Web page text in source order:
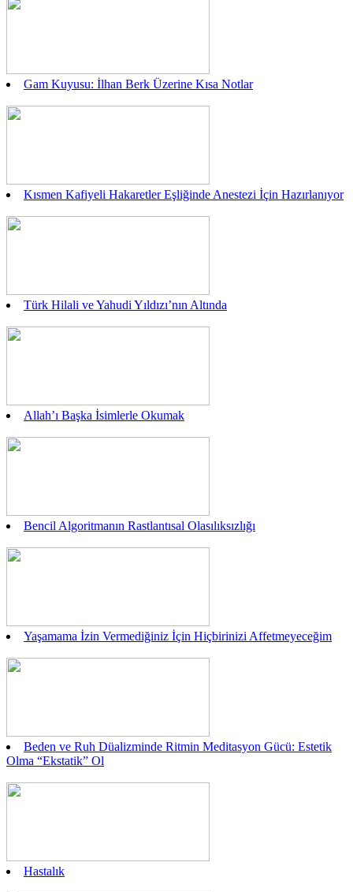
Gam Kuyusu: İlhan Berk Üzerine Kısa Notlar
Kısmen Kafiyeli Hakaretler Eşliğinde Anestezi İçin Hazırlanıyor
Türk Hilali ve Yahudi Yıldızı’nın Altında
Allah’ı Başka İsimlerle Okumak
Bencil Algoritmanın Rastlantısal Olasılıksızlığı
Yaşamama İzin Vermediğiniz İçin Hiçbirinizi Affetmeyeceğim
Beden ve Ruh Düalizminde Ritmin Meditasyon Gücü: Estetik
Olma “Ekstatik” Ol
Hastalık